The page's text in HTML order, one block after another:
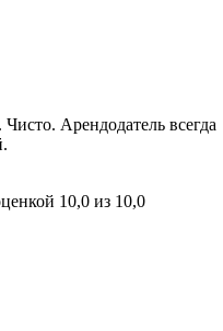
Арендодатель всегда
10,0 из 10,0